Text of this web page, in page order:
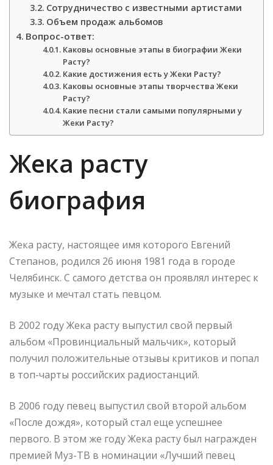
Сотрудничество с известными артистами
Объем продаж альбомов
Вопрос-ответ:
Каковы основные этапы в биографии Жеки
Расту?
Какие достижения есть у Жеки Расту?
Каковы основные этапы творчества Жеки
Расту?
Какие песни стали самыми популярными у
Жеки Расту?
Жека расту
биография
Жека расту, настоящее имя которого Евгений
Степанов, родился 26 июня 1981 года в городе
Челябинск. С самого детства он проявлял интерес к
музыке и мечтал стать певцом.
В 2002 году Жека расту выпустил свой первый
альбом «Провинциальный мальчик», который
получил положительные отзывы критиков и попал
в топ-чарты российских радиостанций.
В 2006 году певец выпустил свой второй альбом
«После дождя», который стал еще успешнее
первого. В этом же году Жека расту был награжден
премией Муз-ТВ в номинации «Лучший певец